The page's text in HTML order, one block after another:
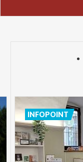
INFOPOINT